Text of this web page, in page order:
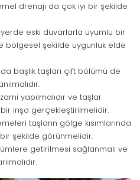
drenajı da çok iyi bir şekilde
eski duvarlarla uyumlu bir
bölgesel şekilde uygunluk elde
başlık taşları çift bölümü de
yapılmalıdır ve taşlar
inşa gerçekleştirilmelidir.
taşların gölge kısımlarında
şekilde görünmelidir.
getirilmesi sağlanmalı ve